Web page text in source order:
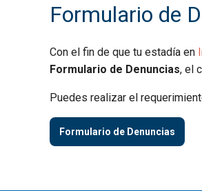
Formulario de
Con el fin de que tu estadía en
Formulario de Denuncias, el
Puedes realizar el
Formulario de Denuncias